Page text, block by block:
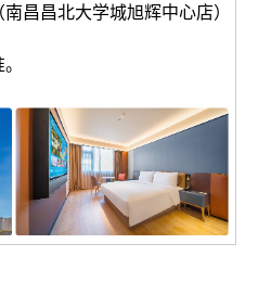
昌昌北大学城旭辉中心店）